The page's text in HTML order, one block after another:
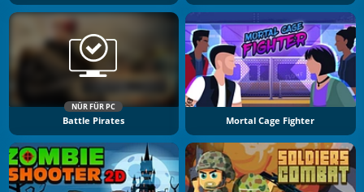
NÜR FÜR PC
Battle Pirates Mortal Cage Fighter